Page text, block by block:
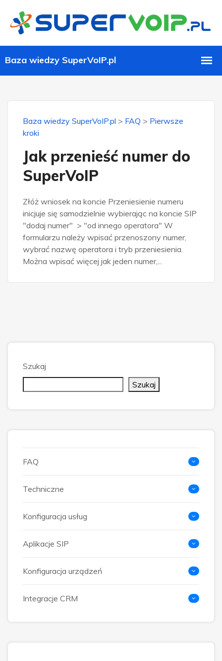
Baza wiedzy SuperVoIP.pl > FAQ > Pierwsze
kroki
Jak przenieść numer do
SuperVoIP
Złóż wniosek na koncie Przeniesienie numeru
inicjuje się samodzielnie wybierając na koncie SIP
"dodaj numer" > "od innego operatora" W
formularzu należy wpisać przenoszony numer,
wybrać nazwę operatora i tryb przeniesienia.
Można wpisać więcej jak jeden numer,...
Szukaj
Szukaj
FAQ
Techniczne
Konfiguracja usług
Aplikacje SIP
Konfiguracja urządzeń
Integracje CRM